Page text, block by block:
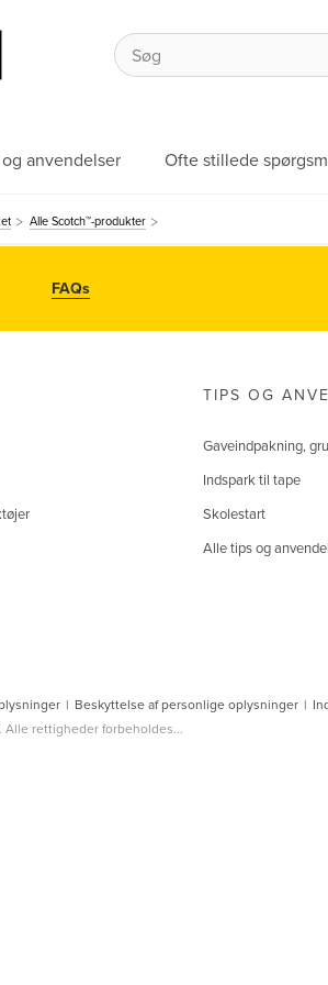
anvendelser Ofte stillede
Alle Scotch™-produkter
FAQs
TIPS OG
Gaveindpakning,
Indspark til tape
Skolestart
Alle tips og
| Beskyttelse af personlige oplysninger |
Alle rettigheder forbeholdes...